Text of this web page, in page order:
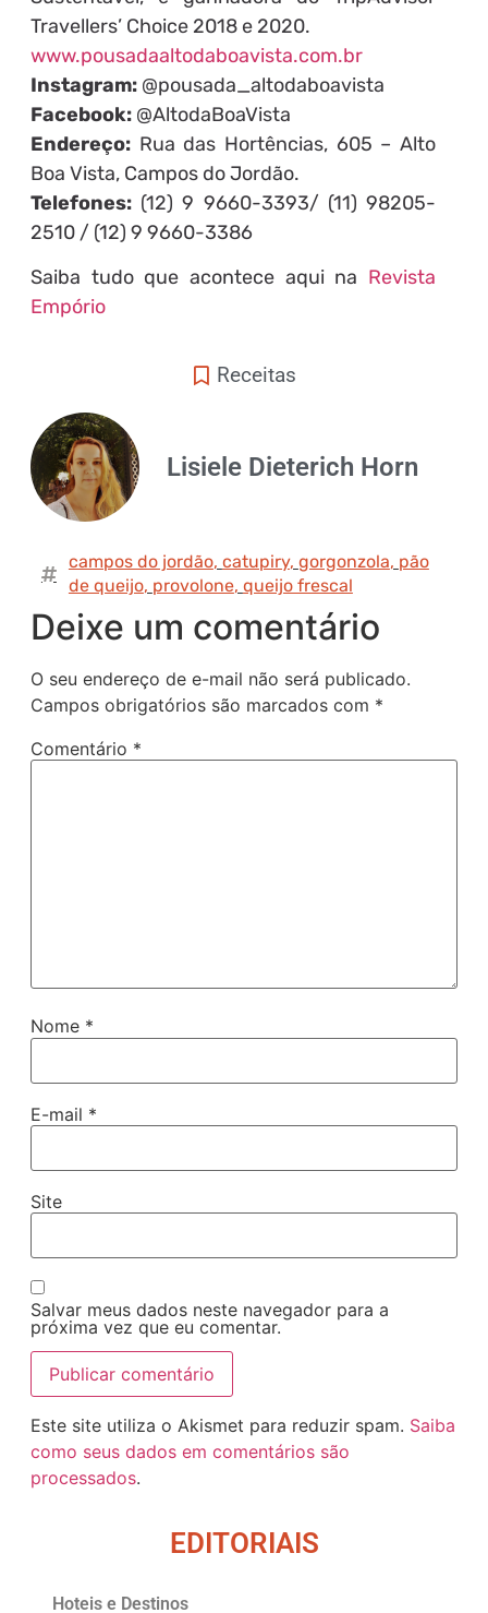
Travellers’ Choice 2018 e 2020.
www.pousadaaltodaboavista.com.br
Instagram:@pousada_altodaboavista
Facebook:@AltodaBoaVista
Endereço: Rua das Hortências, 605 – Alto
Boa Vista, Campos do Jordão.
Telefones: (12) 9 9660-3393/ (11) 98205-
2510 / (12) 9 9660-3386
Saiba tudo que acontece aqui na Revista
Empório
Receitas
Lisiele Dieterich Horn
campos do jordão, catupiry, gorgonzola, pão
de queijo, provolone, queijo frescal
Deixe um comentário
O seu endereço de e-mail não será publicado.
Campos obrigatórios são marcados com *
Comentário *
Nome *
E-mail *
Site
Salvar meus dados neste navegador para a
próxima vez que eu comentar.
Este site utiliza o Akismet para reduzir spam. Saiba
como seus dados em comentários são
processados.
EDITORIAIS
Hoteis e Destinos